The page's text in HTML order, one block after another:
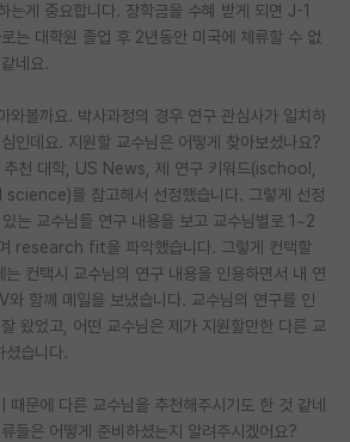
판
시판
판
는게 중요합니다. 장학금을 수혜 받게 되면 J-1
는 대학원 졸업 후 2년동안 미국에 체류할 수 없
네요.
와볼까요. 박사과정의 경우 연구 관심사가 일치하
인데요. 지원할 교수님은 어떻게 찾아보셨나요?
추천 대학, US News, 제 연구 키워드(ischool,
를 참고해서 선정했습니다. 그렇게 선정
는 교수님들 연구 내용을 보고 교수님별로 1~2
research fit을 파악했습니다. 그렇게 컨택할
는 컨택시 교수님의 연구 내용을 인용하면서 내 연
와 함께 메일을 보냈습니다. 교수님의 연구를 인
왔었고, 어떤 교수님은 제가 지원할만한 다른 교
셨습니다.
때문에 다른 교수님을 추천해주시기도 한 것 같네
들은 어떻게 준비하셨는지 알려주시겠어요?